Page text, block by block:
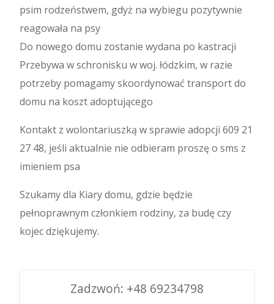
psim rodzeństwem, gdyż na wybiegu pozytywnie
reagowała na psy
Do nowego domu zostanie wydana po kastracji
Przebywa w schronisku w woj. łódzkim, w razie
potrzeby pomagamy skoordynować transport do
domu na koszt adoptującego
Kontakt z wolontariuszką w sprawie adopcji 609 21
27 48, jeśli aktualnie nie odbieram proszę o sms z
imieniem psa
Szukamy dla Kiary domu, gdzie będzie
pełnoprawnym członkiem rodziny, za budę czy
kojec dziękujemy.
Zadzwoń: +48 69234798